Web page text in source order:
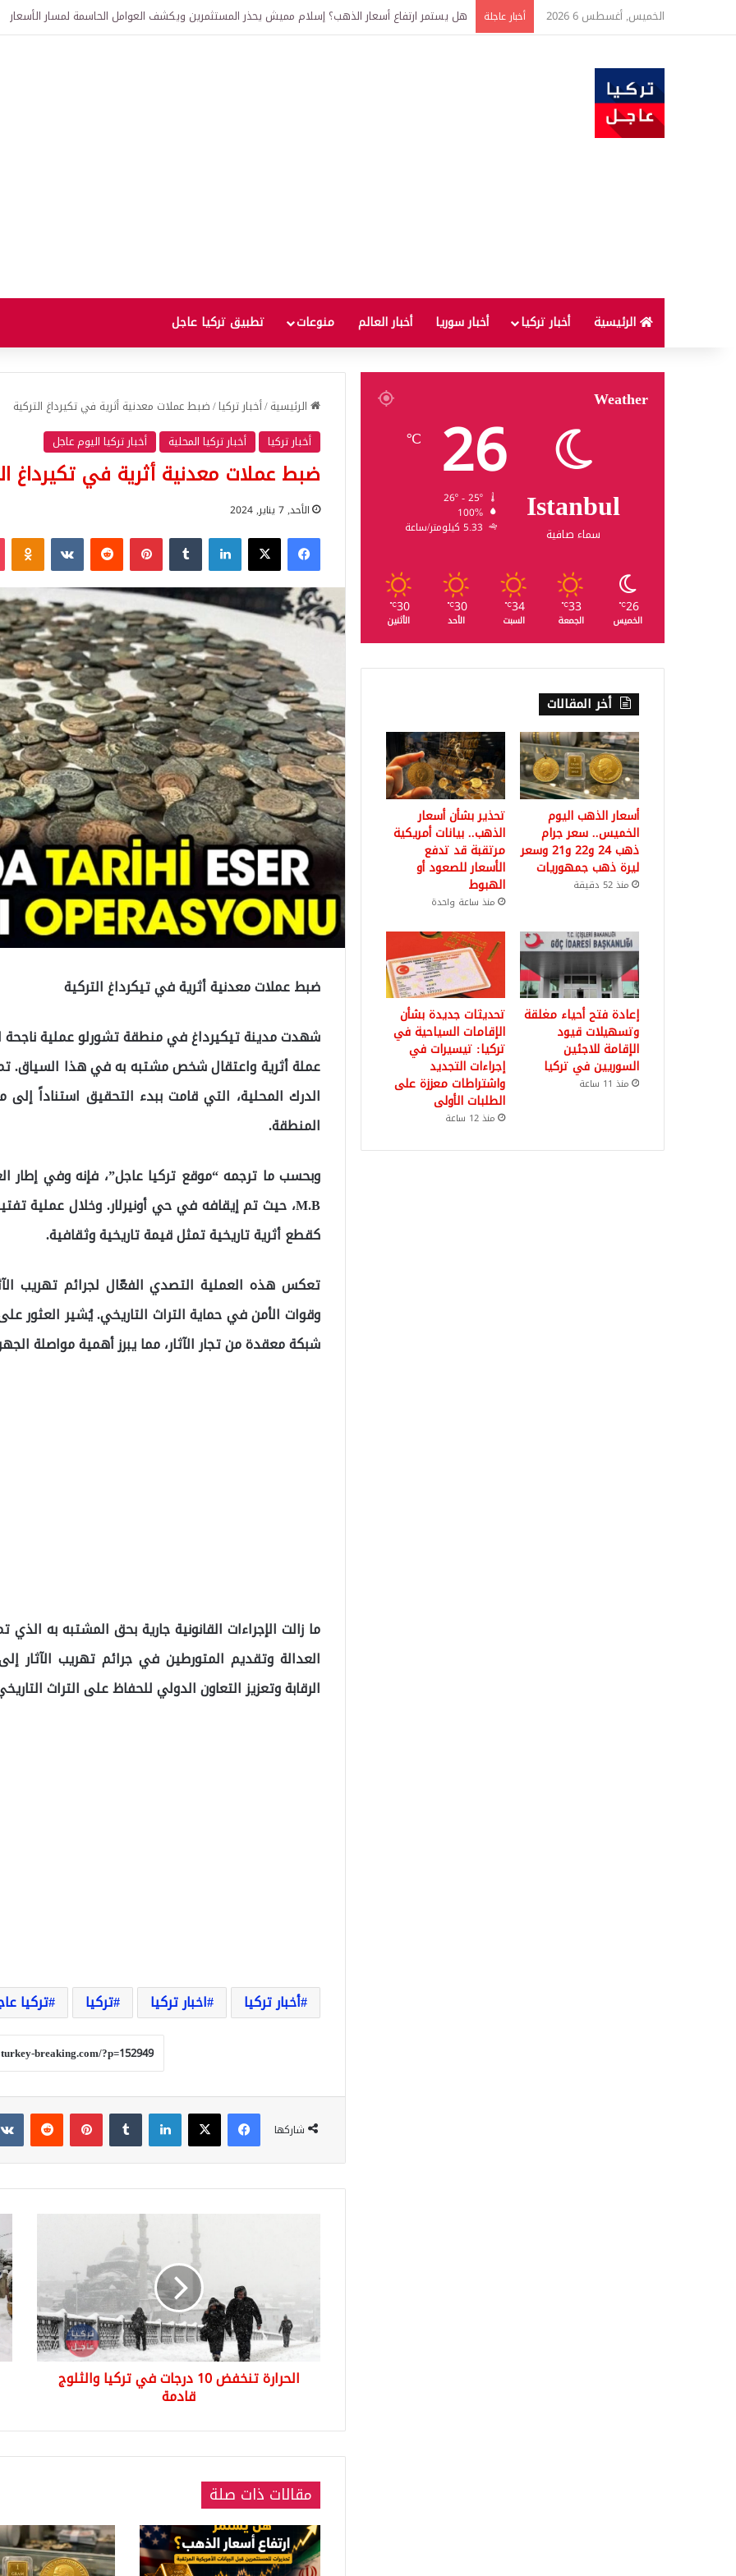
الخميس, أغسطس 6 2026 أخبار عاجلة أسعار الذهب اليوم الخميس.. سعر جرام ذهب 24 و22 و21 وسعر ليرة ذهب جمهوريات
الرئيسية أخبار تركيا أخبار سوريا أخبار العالم منوعات تطبيق تركيا عاجل
الرئيسية/أخبار تركيا/ضبط عملات معدنية أثرية في تكيرداغ التركية
أخبار تركيا
أخبار تركيا المحلية أخبار تركيا اليوم عاجل
ضبط عملات معدنية أثرية في تكيرداغ
الأحد, 7 يناير, 2024
فيسبوك‫X لينكدإن بينتيريست
ضبط عملات معدنية أثرية في تيكرداغ التركية
عملة أثرية واعتقال شخص مشتبه به في هذا السياق.
الدرك المحلية، التي قامت ببدء التحقيق استناداً
المنطقة.
وبحسب ما ترجمه “موقع تركيا عاجل”، فإنه وفي إطار
كقطع أثرية تاريخية تمثل قيمة تاريخية وثقافية.
تعكس هذه العملية التصدي الفعّال لجرائم تهريب
وقوات الأمن في حماية التراث التاريخي. يُشير العثور
شبكة معقدة من تجار الآثار، مما يبرز أهمية مواصلة
ما زالت الإجراءات القانونية جارية بحق المشتبه به
العدالة وتقديم المتورطين في جرائم تهريب الآثار
الرقابة وتعزيز التعاون الدولي للحفاظ على التراث
أخبار تركيا اخبار تركيا تركيا تركيا
شاركها
فيسبوك‫X لينكدإن بينتيريست
درجات
تركيا
والثلوج
قادمة
الحرارة تنخفض 10 درجات في تركيا والثلوج
قادمة
4
مقالات ذات صلة
Weather
Istanbul
سماء صافية
26
℃
100%
5.33 كيلومتر/ساعة
26
℃
الخميس
33
℃
الجمعة
34
℃
السبت
30
℃
الأحد
30
℃
الأثنين
أخر المقالات
أسعار الذهب اليوم
الخميس.. سعر جرام
ذهب 24 و22 و21 وسعر
ليرة ذهب جمهوريات
منذ 52 دقيقة
تحذير بشأن أسعار
الذهب.. بيانات أمريكية
مرتقبة قد تدفع
الأسعار للصعود أو
الهبوط
منذ ساعة واحدة
إعادة فتح أحياء مغلقة
وتسهيلات قيود
الإقامة للاجئين
السوريين في تركيا
منذ 11 ساعة
تحديثات جديدة بشأن
الإقامات السياحية في
تركيا: تيسيرات في
إجراءات التجديد
واشتراطات معززة على
الطلبات الأولى
منذ 12 ساعة